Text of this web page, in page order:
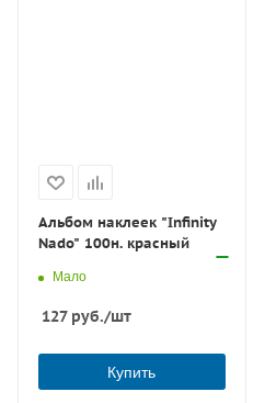
Альбом наклеек "Infinity
Nado" 100н. красный
Мало
127руб./шт
Купить